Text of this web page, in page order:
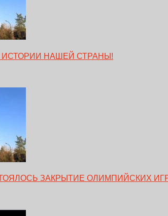
НАШЕЙ СТРАНЫ!
ЗАКРЫТИЕ ОЛИМПИЙСКИХ